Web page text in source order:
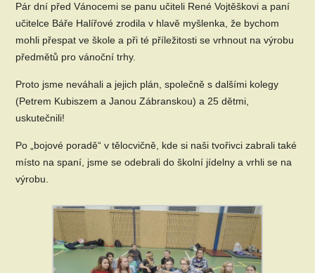
Pár dní před Vánocemi se panu učiteli René Vojtěškovi a paní
učitelce Báře Halířové zrodila v hlavě myšlenka, že bychom
mohli přespat ve škole a při té příležitosti se vrhnout na výrobu
předmětů pro vánoční trhy.
Proto jsme neváhali a jejich plán, společně s dalšími kolegy
(Petrem Kubiszem a Janou Zábranskou) a 25 dětmi,
uskutečnili!
Po „bojové poradě“ v tělocvičně, kde si naši tvořivci zabrali také
místo na spaní, jsme se odebrali do školní jídelny a vrhli se na
výrobu.